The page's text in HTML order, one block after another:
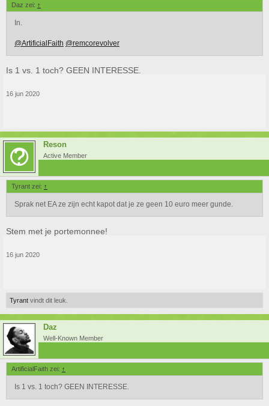
Daz zei: ↑
In.
@ArtificialFaith @remcorevolver
Is 1 vs. 1 toch? GEEN INTERESSE.
16 jun 2020
Reson
Active Member
Tyrant zei: ↑
Sprak net EA ze zijn echt kapot dat je ze geen 10 euro meer gunde.
Stem met je portemonnee!
16 jun 2020
Tyrant vindt dit leuk.
Daz
Well-Known Member
ArtificialFaith zei: ↑
Is 1 vs. 1 toch? GEEN INTERESSE.